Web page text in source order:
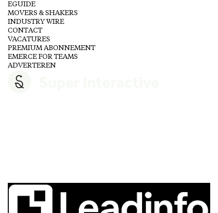
EGUIDE
MOVERS & SHAKERS
INDUSTRY WIRE
CONTACT
VACATURES
PREMIUM ABONNEMENT
EMERCE FOR TEAMS
ADVERTEREN